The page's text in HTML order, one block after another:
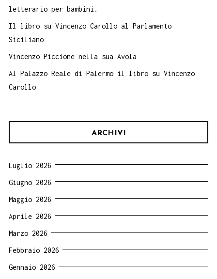
letterario per bambini.
Il libro su Vincenzo Carollo al Parlamento
Siciliano
Vincenzo Piccione nella sua Avola
Al Palazzo Reale di Palermo il libro su Vincenzo
Carollo
ARCHIVI
Luglio 2026
Giugno 2026
Maggio 2026
Aprile 2026
Marzo 2026
Febbraio 2026
Gennaio 2026